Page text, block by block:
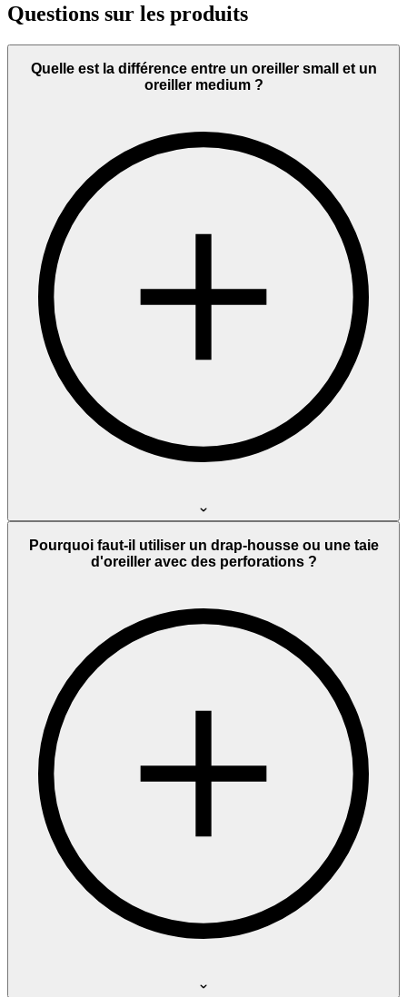
Questions sur les produits
Quelle est la différence entre un oreiller small et un
oreiller medium ?
Pourquoi faut-il utiliser un drap-housse ou une taie
d'oreiller avec des perforations ?